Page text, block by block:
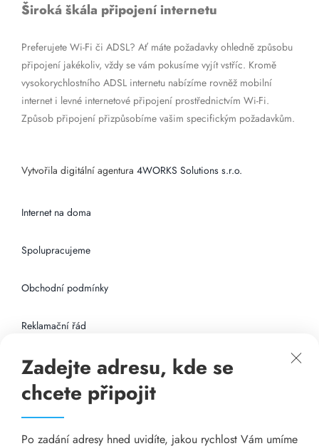
Široká škála připojení internetu
Preferujete Wi-Fi či ADSL? Ať máte požadavky ohledně způsobu
připojení jakékoliv, vždy se vám pokusíme vyjít vstříc. Kromě
vysokorychlostního ADSL internetu nabízíme rovněž mobilní
internet i levné internetové připojení prostřednictvím Wi-Fi.
Způsob připojení přizpůsobíme vašim specifickým požadavkům.
Vytvořila digitální agentura 4WORKS Solutions s.r.o.
Internet na doma
Spolupracujeme
Obchodní podmínky
Reklamační řád
Připojení k internetu
Odkazy
Katalog A-seznam.cz
Zadejte adresu, kde se
chcete připojit
Po zadání adresy hned uvidíte, jakou rychlost Vám umíme